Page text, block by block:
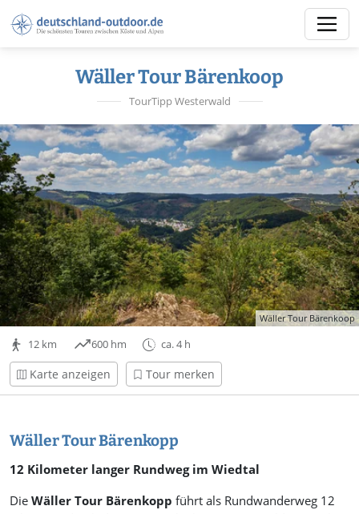
Wäller Tour Bärenkoop
TourTipp Westerwald
Wäller Tour Bärenkoop
12 km 600 hm ca. 4 h
Karte anzeigen Tour merken
Wäller Tour Bärenkopp
12 Kilometer langer Rundweg im Wiedtal
DieWäller Tour Bärenkopp führt als Rundwanderweg 12